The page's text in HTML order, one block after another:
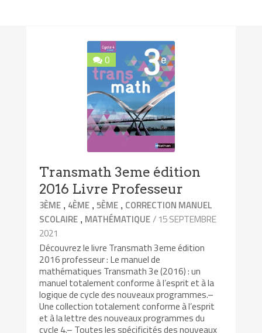
0
Transmath 3eme édition
2016 Livre Professeur
3ÈME , 4ÈME ,5ÈME , CORRECTION MANUEL
SCOLAIRE , MATHÉMATIQUE/ 15 SEPTEMBRE
2021
Découvrez le livre Transmath 3eme édition
2016 professeur : Le manuel de
mathématiques Transmath 3e (2016) : un
manuel totalement conforme à l’esprit et à la
logique de cycle des nouveaux programmes.–
Une collection totalement conforme à l’esprit
et à la lettre des nouveaux programmes du
cycle 4.– Toutes les spécificités des nouveaux